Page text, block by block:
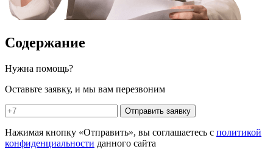
Содержание
Нужна помощь?
Оставьте заявку, и мы вам перезвоним
Отправить заявку
Нажимая кнопку «Отправить», вы соглашаетесь с политикой
конфиденциальности данного сайта